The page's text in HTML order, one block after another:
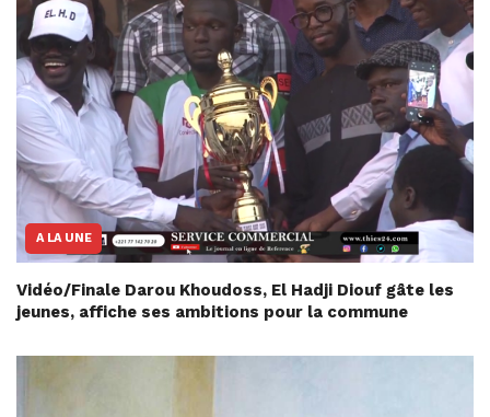
A LA UNE
Vidéo/Finale Darou Khoudoss, El Hadji Diouf gâte les
jeunes, affiche ses ambitions pour la commune